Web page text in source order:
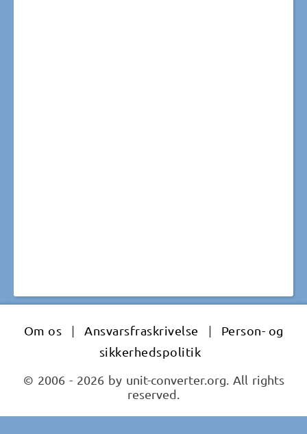
Om os | Ansvarsfraskrivelse |
Person- og
sikkerhedspolitik
© 2006 - 2026 by unit-converter.org. All rights
reserved.